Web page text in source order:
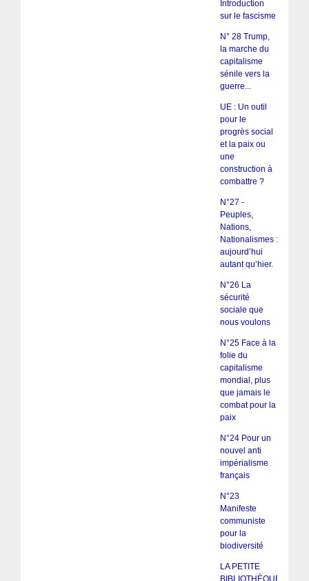
Introduction
sur le fascisme
N° 28 Trump,
la marche du
capitalisme
sénile vers la
guerre...
UE : Un outil
pour le
progrès social
et la paix ou
une
construction à
combattre ?
N°27 -
Peuples,
Nations,
Nationalismes :
aujourd’hui
autant qu’hier.
N°26 La
sécurité
sociale que
nous voulons
N°25 Face à la
folie du
capitalisme
mondial, plus
que jamais le
combat pour la
paix
N°24 Pour un
nouvel anti
impérialisme
français
N°23
Manifeste
communiste
pour la
biodiversité
LA PETITE